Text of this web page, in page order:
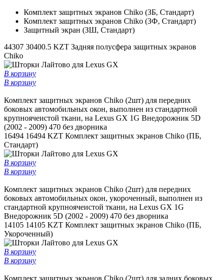
Комплект защитных экранов Chiko (ЗБ, Стандарт)
Комплект защитных экранов Chiko (ЗФ, Стандарт)
Защитный экран (ЗШ, Стандарт)
44307 30400.5 KZT Задняя полусфера защитных экранов
Chiko
В корзину
В корзину
Комплект защитных экранов Chiko (2шт) для передних
боковых автомобильных окон, выполнен из стандартной
крупноячеистой ткани, на Lexus GX 1G Внедорожник 5D
(2002 - 2009) 470 без дворника
16494 16494 KZT Комплект защитных экранов Chiko (ПБ,
Стандарт)
В корзину
В корзину
Комплект защитных экранов Chiko (2шт) для передних
боковых автомобильных окон, укороченный, выполнен из
стандартной крупноячеистой ткани, на Lexus GX 1G
Внедорожник 5D (2002 - 2009) 470 без дворника
14105 14105 KZT Комплект защитных экранов Chiko (ПБ,
Укороченный)
В корзину
В корзину
Комплект защитных экранов Chiko (2шт) для задних боковых